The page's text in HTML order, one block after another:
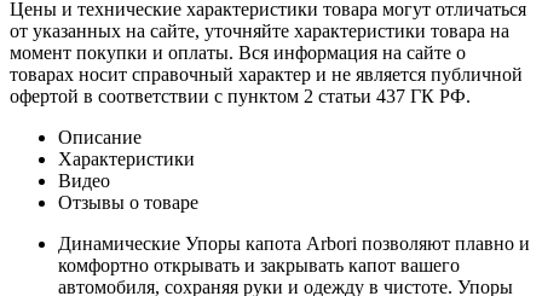
Цены и технические характеристики товара могут отличаться
от указанных на сайте, уточняйте характеристики товара на
момент покупки и оплаты. Вся информация на сайте о
товарах носит справочный характер и не является публичной
офертой в соответствии с пунктом 2 статьи 437 ГК РФ.
Описание
Характеристики
Видео
Отзывы о товаре
Динамические Упоры капота Arbori позволяют плавно и
комфортно открывать и закрывать капот вашего
автомобиля, сохраняя руки и одежду в чистоте. Упоры